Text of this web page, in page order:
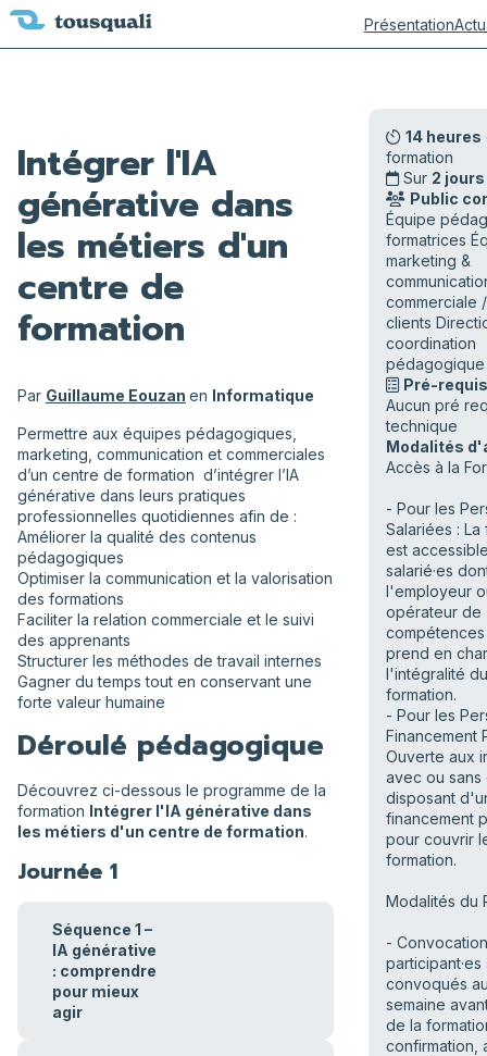
Présentation
Intégrer l'IA
générative dans
les métiers d'un
centre de
formation
Par Guillaume Eouzan en Informatique
Permettre aux équipes pédagogiques,
marketing, communication et commerciales
d’un centre de formation d’intégrer l’IA
générative dans leurs pratiques
professionnelles quotidiennes afin de :
Améliorer la qualité des contenus
pédagogiques
Optimiser la communication et la valorisation
des formations
Faciliter la relation commerciale et le suivi
des apprenants
Structurer les méthodes de travail internes
Gagner du temps tout en conservant une
forte valeur humaine
Déroulé pédagogique
Découvrez ci-dessous le programme de la
formation Intégrer l'IA générative dans
les métiers d'un centre de formation.
Journée 1
Séquence 1 –
IA générative
: comprendre
pour mieux
agir
14 heures
formation
Sur 2 jours
Public
Équipe
formatrices
marketing &
commerciale
clients
coordination
pédagogique
Pré-
Aucun pré
technique
Modalités
Accès à la
- Pour les
Salariées : La
est
salarié·es
l'employeur
opérateur de
compétences
prend en
l'intégralité
formation.
- Pour les
Financement
Ouverte aux
avec ou sans
disposant
financement
pour couvrir
formation.
Modalités du
-
participant·es
convoqués
semaine
de la
confirmation,